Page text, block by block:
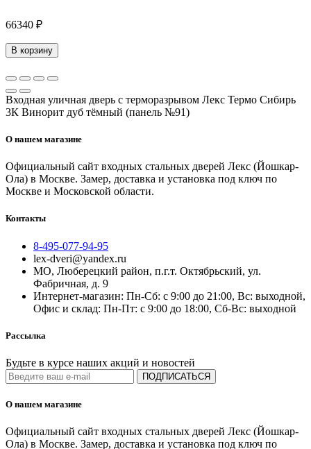
66340 ₽
В корзину
Входная уличная дверь с терморазрывом Лекс Термо Сибирь
3К Винорит дуб тёмный (панель №91)
О нашем магазине
Официальный сайт входных стальных дверей Лекс (Йошкар-
Ола) в Москве. Замер, доставка и установка под ключ по
Москве и Московской области.
Контакты
8-495-077-94-95
lex-dveri@yandex.ru
МО, Люберецкий район, п.г.т. Октябрьский, ул.
Фабричная, д. 9
Интернет-магазин: Пн-Сб: с 9:00 до 21:00, Вс: выходной,
Офис и склад: Пн-Пт: с 9:00 до 18:00, Сб-Вс: выходной
Рассылка
Будьте в курсе наших акций и новостей
ПОДПИСАТЬСЯ
О нашем магазине
Официальный сайт входных стальных дверей Лекс (Йошкар-
Ола) в Москве. Замер, доставка и установка под ключ по